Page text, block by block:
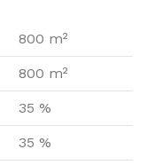
800 m²
800 m²
35 %
35 %